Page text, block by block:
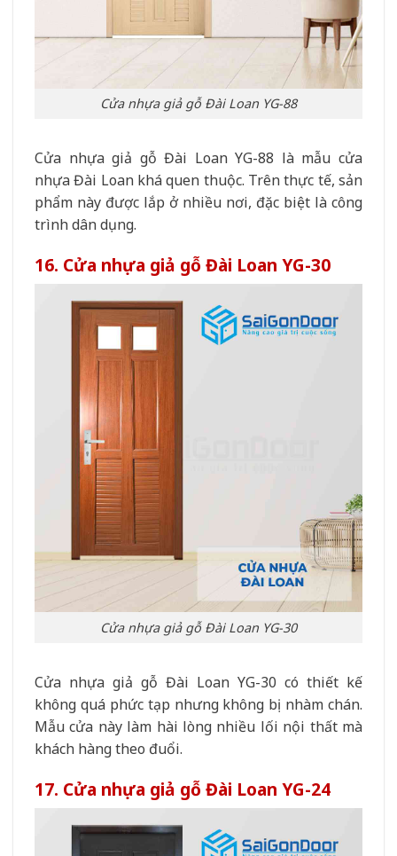
Cửa nhựa giả gỗ Đài Loan YG-88
Cửa nhựa giả gỗ Đài Loan YG-88 là mẫu cửa
nhựa Đài Loan khá quen thuộc. Trên thực tế, sản
phẩm này được lắp ở nhiều nơi, đặc biệt là công
trình dân dụng.
16. Cửa nhựa giả gỗ Đài Loan YG-30
Cửa nhựa giả gỗ Đài Loan YG-30
Cửa nhựa giả gỗ Đài Loan YG-30 có thiết kế
không quá phức tạp nhưng không bị nhàm chán.
Mẫu cửa này làm hài lòng nhiều lối nội thất mà
khách hàng theo đuổi.
17. Cửa nhựa giả gỗ Đài Loan YG-24